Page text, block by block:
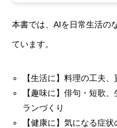
本書では、AIを日常生活の
ています。
【生活に】料理の工夫
【趣味に】俳句・短歌
ランづくり
【健康に】気になる症